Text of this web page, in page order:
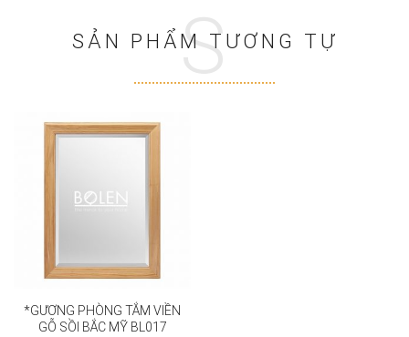
SẢN PHẨM TƯƠNG TỰ
S
*GƯƠNG PHÒNG TẮM VIỀN
GỖ SỒI BẮC MỸ BL017